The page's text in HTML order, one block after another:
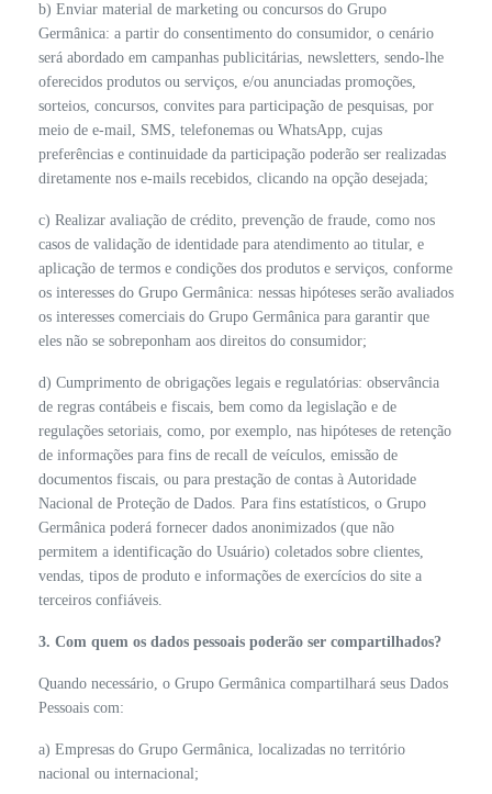
b) Enviar material de marketing ou concursos do Grupo
Germânica: a partir do consentimento do consumidor, o cenário
será abordado em campanhas publicitárias, newsletters, sendo-lhe
oferecidos produtos ou serviços, e/ou anunciadas promoções,
sorteios, concursos, convites para participação de pesquisas, por
meio de e-mail, SMS, telefonemas ou WhatsApp, cujas
preferências e continuidade da participação poderão ser realizadas
diretamente nos e-mails recebidos, clicando na opção desejada;
c) Realizar avaliação de crédito, prevenção de fraude, como nos
casos de validação de identidade para atendimento ao titular, e
aplicação de termos e condições dos produtos e serviços, conforme
os interesses do Grupo Germânica: nessas hipóteses serão avaliados
os interesses comerciais do Grupo Germânica para garantir que
eles não se sobreponham aos direitos do consumidor;
d) Cumprimento de obrigações legais e regulatórias: observância
de regras contábeis e fiscais, bem como da legislação e de
regulações setoriais, como, por exemplo, nas hipóteses de retenção
de informações para fins de recall de veículos, emissão de
documentos fiscais, ou para prestação de contas à Autoridade
Nacional de Proteção de Dados. Para fins estatísticos, o Grupo
Germânica poderá fornecer dados anonimizados (que não
permitem a identificação do Usuário) coletados sobre clientes,
vendas, tipos de produto e informações de exercícios do site a
terceiros confiáveis.
3. Com quem os dados pessoais poderão ser compartilhados?
Quando necessário, o Grupo Germânica compartilhará seus Dados
Pessoais com:
a) Empresas do Grupo Germânica, localizadas no território
nacional ou internacional;